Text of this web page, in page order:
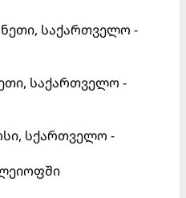
საქართველო -
საქართველო -
სქართველო -